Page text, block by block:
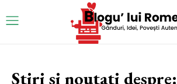
Stiri si noutati despre: